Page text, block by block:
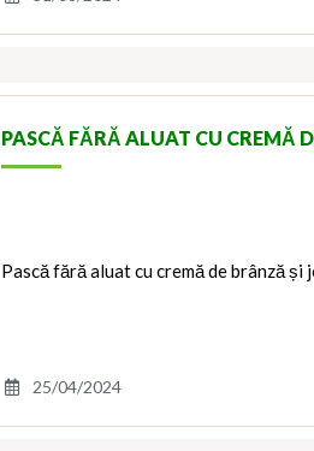
PASCĂ FĂRĂ ALUAT CU CREMĂ
Pască fără aluat cu cremă de brânză
25/04/2024